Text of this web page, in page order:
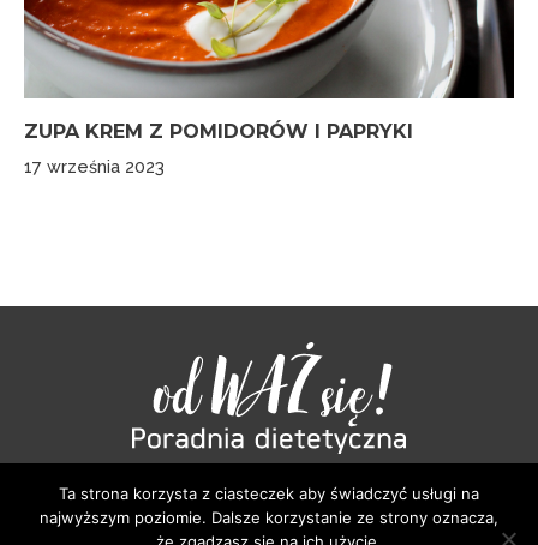
ZUPA KREM Z POMIDORÓW I PAPRYKI
17 września 2023
STRONA GŁÓWNA REGULAMIN POLITYKA PRYWATNOŚCI KONTAKT
Ta strona korzysta z ciasteczek aby świadczyć usługi na
najwyższym poziomie. Dalsze korzystanie ze strony oznacza,